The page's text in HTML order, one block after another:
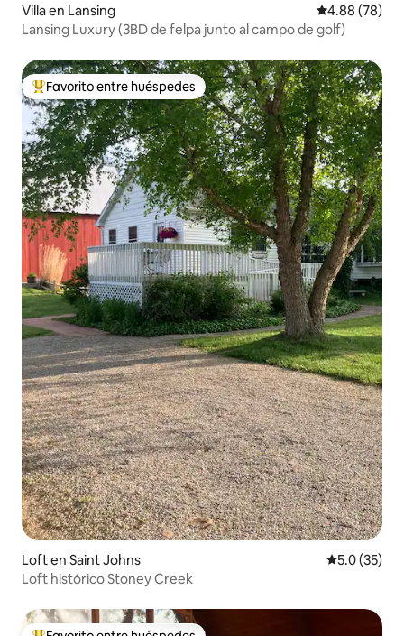
Villa en Lansing Calificación
4.88 (78)
Lansing Luxury (3BD de felpa junto al campo de golf)
Favorito entre huéspedes preferido
Favorito entre huéspedes
Loft en Saint Johns Calificación
5.0 (35)
Loft histórico Stoney Creek